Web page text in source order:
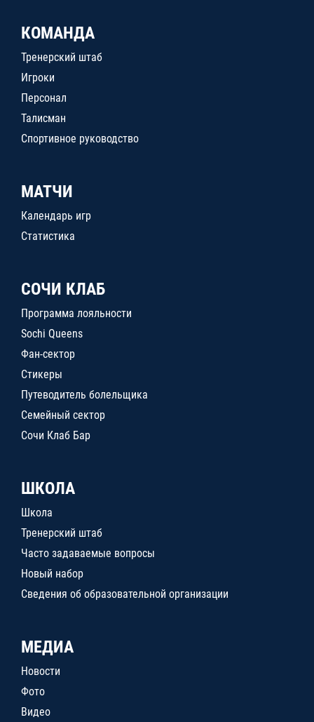
КОМАНДА
Тренерский штаб
Игроки
Персонал
Талисман
Спортивное руководство
МАТЧИ
Календарь игр
Статистика
СОЧИ КЛАБ
Программа лояльности
Sochi Queens
Фан-сектор
Стикеры
Путеводитель болельщика
Семейный сектор
Сочи Клаб Бар
ШКОЛА
Школа
Тренерский штаб
Часто задаваемые вопросы
Новый набор
Сведения об образовательной организации
МЕДИА
Новости
Фото
Видео